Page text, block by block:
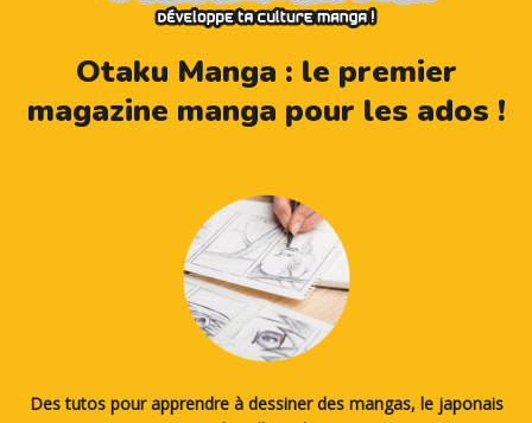
Otaku Manga : le premier
magazine manga pour les ados !
Des tutos pour apprendre à dessiner des mangas, le japonais